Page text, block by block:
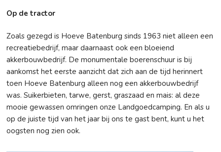
Op de tractor
Zoals gezegd is Hoeve Batenburg sinds 1963 niet alleen een
recreatiebedrijf, maar daarnaast ook een bloeiend
akkerbouwbedrijf. De monumentale boerenschuur is bij
aankomst het eerste aanzicht dat zich aan de tijd herinnert
toen Hoeve Batenburg alleen nog een akkerbouwbedrijf
was. Suikerbieten, tarwe, gerst, graszaad en mais: al deze
mooie gewassen omringen onze Landgoedcamping. En als u
op de juiste tijd van het jaar bij ons te gast bent, kunt u het
oogsten nog zien ook.